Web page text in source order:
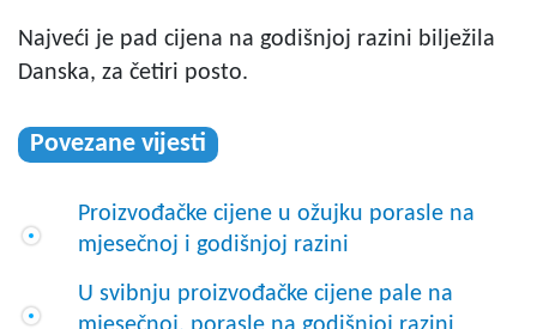
Najveći je pad cijena na godišnjoj razini bilježila
Danska, za četiri posto.
Povezane vijesti
Proizvođačke cijene u ožujku porasle na
mjesečnoj i godišnjoj razini
U svibnju proizvođačke cijene pale na